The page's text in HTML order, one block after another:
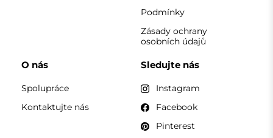
Podmínky
Zásady ochrany
osobních údajů
O nás
Spolupráce
Kontaktujte nás
Sledujte nás
Instagram
Facebook
Pinterest